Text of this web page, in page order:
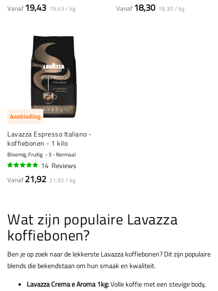
Vanaf 19,43 19,43 / kg Vanaf 18,30 18,30 / kg
Aanbieding
Lavazza Espresso Italiano -
koffiebonen - 1 kilo
Bloemig, Fruitig 5 - Normaal
14 Reviews
Vanaf 21,92 21,92 / kg
Wat zijn populaire Lavazza
koffiebonen?
Ben je op zoek naar de lekkerste Lavazza koffiebonen? Dit zijn populaire
blends die bekendstaan om hun smaak en kwaliteit.
Lavazza Crema e Aroma 1kg:Volle koffie met een stevige body,